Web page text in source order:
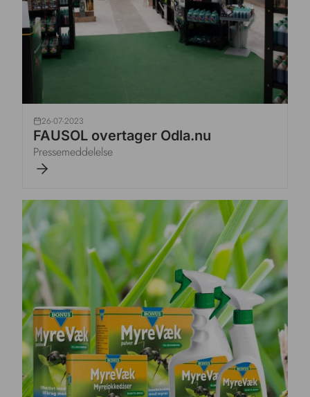
26-07-2023
FAUSOL overtager Odla.nu
Pressemeddelelse